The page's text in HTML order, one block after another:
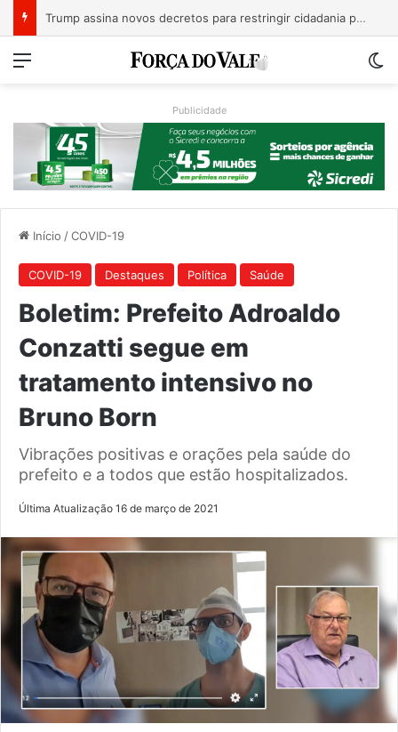
A Balsa Vicentina do Rio Guaporé
Menu
Publicidade
Início /COVID-19
COVID-19 Destaques Política Saúde
Boletim: Prefeito Adroaldo
Conzatti segue em
tratamento intensivo no
Bruno Born
Vibrações positivas e orações pela saúde do
prefeito e a todos que estão hospitalizados.
Última Atualização 16 de março de 2021